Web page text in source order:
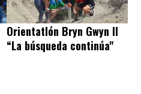
Orientatlón Bryn Gwyn II
“La búsqueda continúa"